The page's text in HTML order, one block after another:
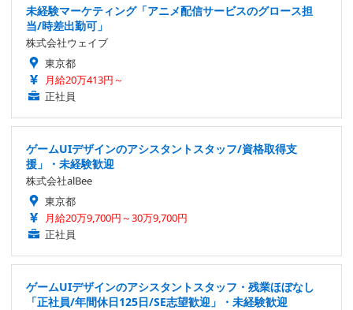
未経験マーケティング「アニメ配信サービスのグロース担
当/時差出勤可」
株式会社ウェイブ
東京都
月給20万413円～
正社員
ゲームUIデザインのアシスタントスタッフ/資格取得支
援」・未経験歓迎
株式会社alBee
東京都
月給20万9,700円～30万9,700円
正社員
ゲームUIデザインのアシスタントスタッフ・残業ほぼなし
「正社員/年間休日125日/SE志望歓迎」・未経験歓迎